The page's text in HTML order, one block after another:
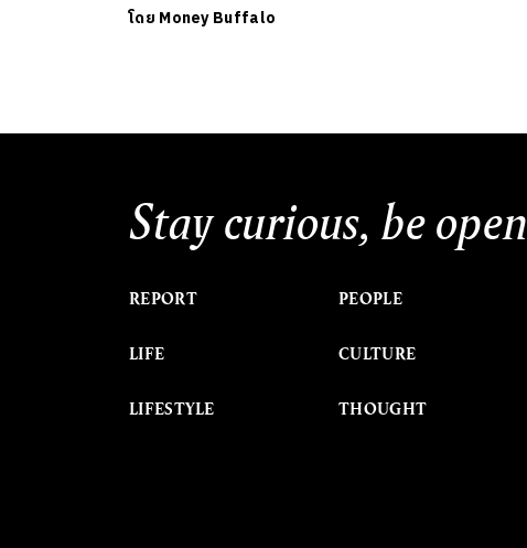
โดย Money Buffalo
Stay curious, be open
REPORT
LIFE
LIFESTYLE
PEOPLE
CULTURE
THOUGHT